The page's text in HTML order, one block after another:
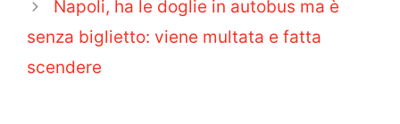
Napoli, ha le doglie in autobus ma è
senza biglietto: viene multata e fatta
scendere